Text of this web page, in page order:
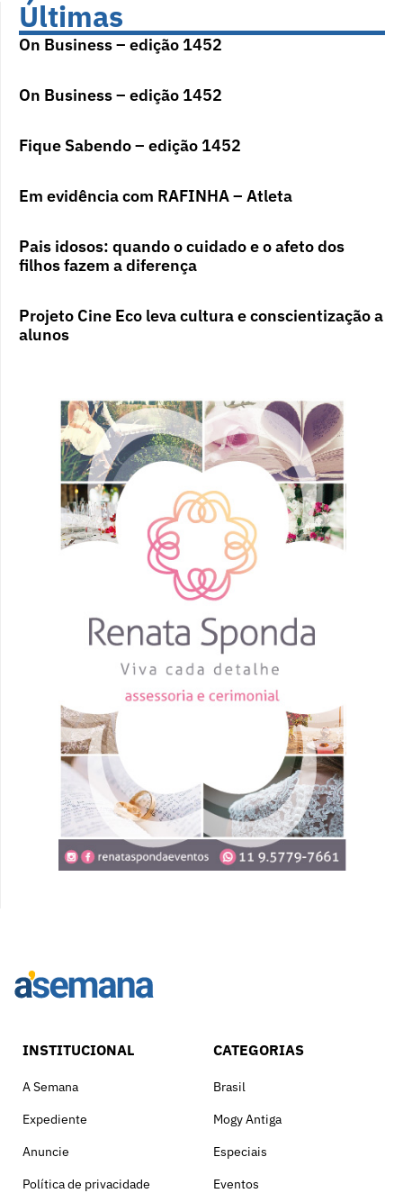
Últimas
On Business – edição 1452
On Business – edição 1452
Fique Sabendo – edição 1452
Em evidência com RAFINHA – Atleta
Pais idosos: quando o cuidado e o afeto dos
filhos fazem a diferença
Projeto Cine Eco leva cultura e conscientização a
alunos
INSTITUCIONAL
A Semana
Expediente
Anuncie
Política de privacidade
CATEGORIAS
Brasil
Mogy Antiga
Especiais
Eventos